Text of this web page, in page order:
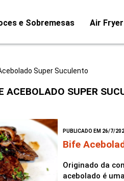
e Sobremesas Air Fryer
Super Suculento
ACEBOLADO SUPER
PUBLICADO EM 26/7/
Bife
Originado da
acebolado é